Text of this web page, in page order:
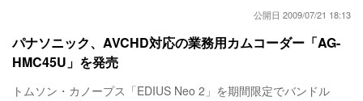
公開日 2009/07/21 18:13
パナソニック、AVCHD対応の業務用カムコーダー「AG-
HMC45U」を発売
トムソン・カノープス「EDIUS Neo 2」を期間限定でバンドル